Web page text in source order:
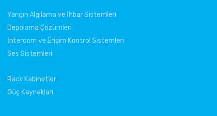
Yangın Algılama ve İhbar Sistemleri
Depolama Çözümleri
İntercom ve Erişim Kontrol Sistemleri
Ses Sistemleri
Rack Kabinetler
Güç Kaynakları